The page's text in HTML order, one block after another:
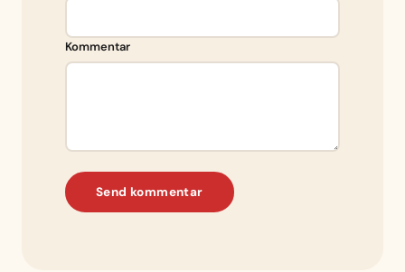
Kommentar
Send kommentar